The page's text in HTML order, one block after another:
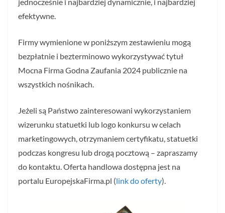
efektywne.
Firmy wymienione w poniższym zestawieniu mogą
bezpłatnie i bezterminowo wykorzystywać tytuł
Mocna Firma Godna Zaufania 2024 publicznie na
wszystkich nośnikach.
Jeżeli są Państwo zainteresowani wykorzystaniem
wizerunku statuetki lub logo konkursu w celach
marketingowych, otrzymaniem certyfikatu, statuetki
podczas kongresu lub drogą pocztową – zapraszamy
do kontaktu. Oferta handlowa dostępna jest na
portalu EuropejskaFirma.pl (link do oferty).